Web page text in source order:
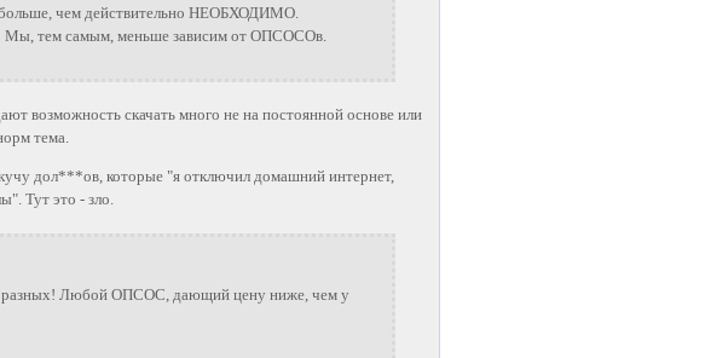
больше, чем действительно НЕОБХОДИМО.
тем самым, меньше зависим от ОПСОСОв.
возможность скачать много не на постоянной основе или
тема.
дол***ов, которые "я отключил домашний интернет,
Тут это - зло.
разных! Любой ОПСОС, дающий цену ниже, чем у